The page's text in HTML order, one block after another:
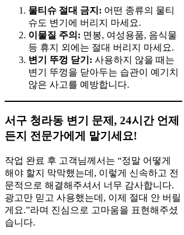
물티슈 절대 금지: 어떤 종류의 물티
슈도 변기에 버리지 마세요.
이물질 주의: 면봉, 여성용품, 음식물
등 휴지 외에는 절대 버리지 마세요.
변기 뚜껑 닫기: 사용하지 않을 때는
변기 뚜껑을 닫아두는 습관이 예기치
않은 사고를 예방합니다.
서구 청라동 변기 문제, 24시간 언제
든지 전문가에게 맡기세요!
작업 완료 후 고객님께서는 “정말 어떻게
해야 할지 막막했는데, 이렇게 신속하고 전
문적으로 해결해주셔서 너무 감사합니다.
광고만 믿고 사용했는데, 이제 절대 안 버릴
게요.”라며 진심으로 고마움을 표현해주셨
습니다.